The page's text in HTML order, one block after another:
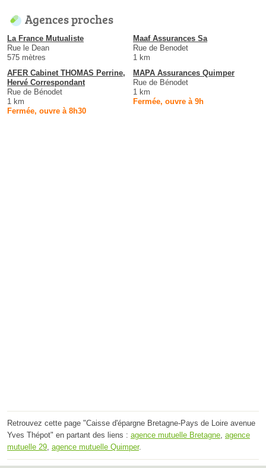
Agences proches
La France Mutualiste
Rue le Dean
575 mètres
Maaf Assurances Sa
Rue de Benodet
1 km
AFER Cabinet THOMAS Perrine,
Hervé Correspondant
Rue de Bénodet
1 km
Fermée, ouvre à 8h30
MAPA Assurances Quimper
Rue de Bénodet
1 km
Fermée, ouvre à 9h
Retrouvez cette page "Caisse d'épargne Bretagne-Pays de Loire avenue
Yves Thépot" en partant des liens : agence mutuelle Bretagne, agence
mutuelle 29, agence mutuelle Quimper.